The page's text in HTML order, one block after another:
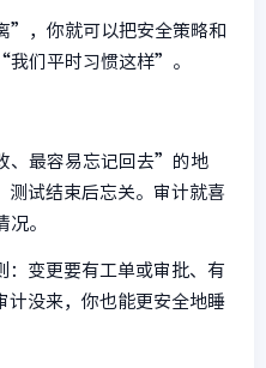
”，你就可以把安全策略和
我们平时习惯这样”。
、最容易忘记回去”的地
测试结束后忘关。审计就喜
。
：变更要有工单或审批、有
计没来，你也能更安全地睡